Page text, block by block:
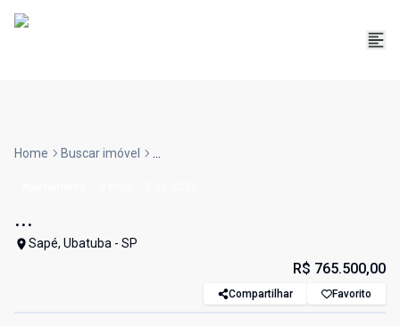
Home Buscar imóvel ...
...
Sapé, Ubatuba - SP
R$ 765.500,00
Compartilhar Favorito